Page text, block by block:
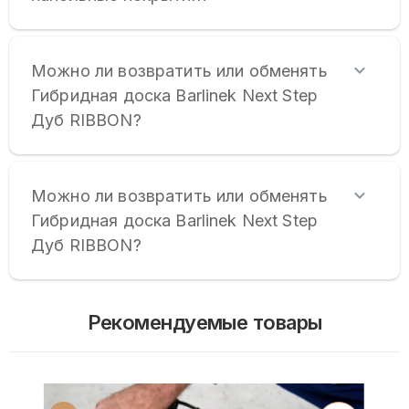
Можно ли возвратить или обменять
Гибридная доска Barlinek Next Step
Дуб RIBBON?
Можно ли возвратить или обменять
Гибридная доска Barlinek Next Step
Дуб RIBBON?
Рекомендуемые товары